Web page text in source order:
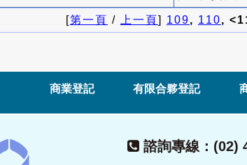
[第一頁 / 上一頁] 109, 110,
商業登記 有限合夥登記
諮詢專線：(02)